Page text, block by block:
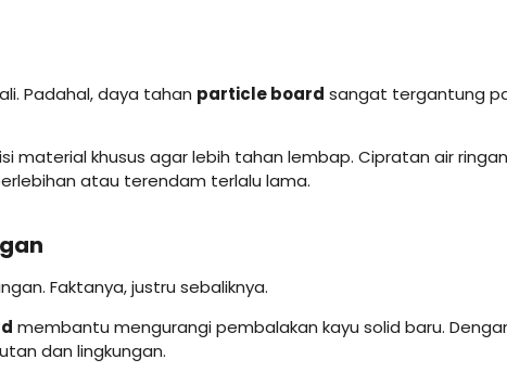
Padahal, daya tahan particle board sangat tergantung
material khusus agar lebih tahan lembap. Cipratan air
atau terendam terlalu lama.
Faktanya, justru sebaliknya.
membantu mengurangi pembalakan kayu solid baru.
dan lingkungan.